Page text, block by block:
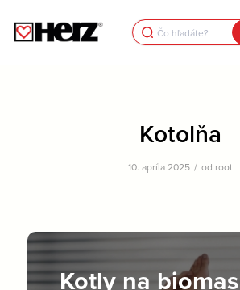
Search
for:
Kotolňa
10. apríla 2025 / od root
Kotly na